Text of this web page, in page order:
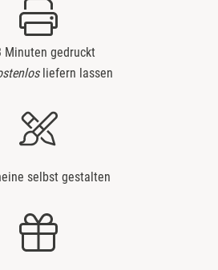
Minuten gedruckt
liefern lassen
selbst gestalten